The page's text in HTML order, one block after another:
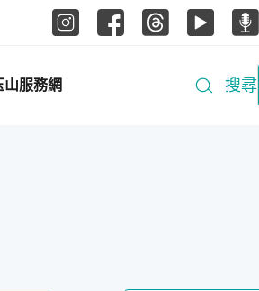
山服務網 搜尋